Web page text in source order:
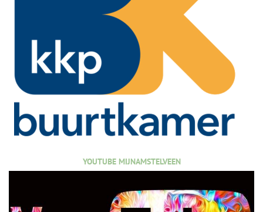
YOUTUBE MIJNAMSTELVEEN